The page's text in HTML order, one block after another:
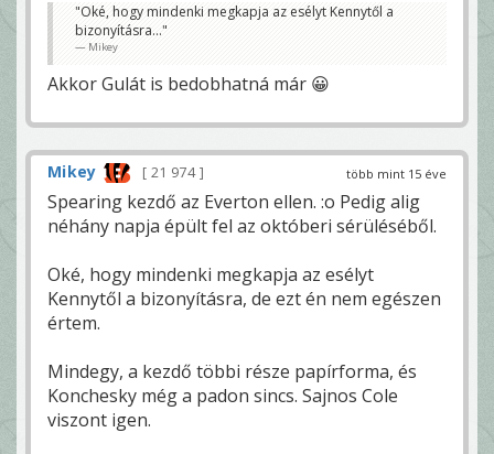
"Oké, hogy mindenki megkapja az esélyt Kennytől a
bizonyításra..."
Mikey
Akkor Gulát is bedobhatná már 😀
több mint 15 éve
Mikey 21 974
Spearing kezdő az Everton ellen. :o Pedig alig
néhány napja épült fel az októberi sérüléséből.
Oké, hogy mindenki megkapja az esélyt
Kennytől a bizonyításra, de ezt én nem egészen
értem.
Mindegy, a kezdő többi része papírforma, és
Konchesky még a padon sincs. Sajnos Cole
viszont igen.